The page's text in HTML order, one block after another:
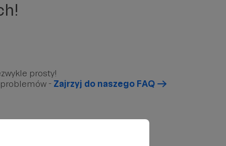
prosty!
- Zajrzyj do naszego FAQ